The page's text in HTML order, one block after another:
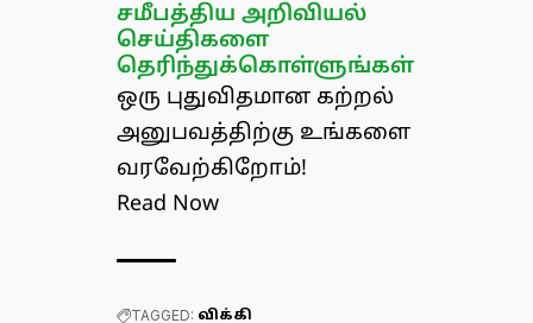
சமீபத்திய அறிவியல்
செய்திகளை
தெரிந்துக்கொள்ளுங்கள்
ஒரு புதுவிதமான கற்றல்
அனுபவத்திற்கு உங்களை
வரவேற்கிறோம்!
Read Now
TAGGED: விக்கி